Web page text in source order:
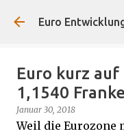
Euro
Euro kurz
1,1540
Januar 30, 2018
Weil die Eurozone